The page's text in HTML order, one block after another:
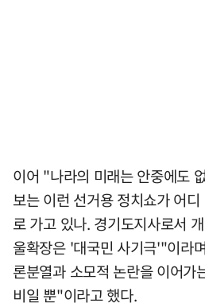
이어 "나라의 미래는 안중에도
보는 이런 선거용 정치쇼가 어
로 가고 있나. 경기도지사로서
울확장은 '대국민 사기극'"이라
론분열과 소모적 논란을 이어가
비일 뿐"이라고 했다.